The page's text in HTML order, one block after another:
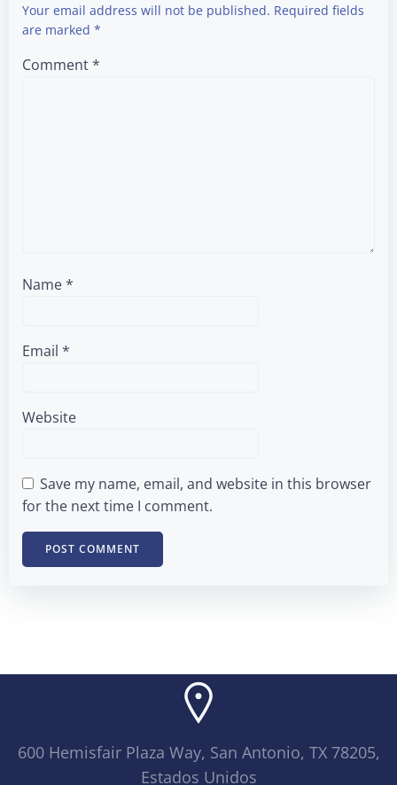
Your email address will not be published. Required fields
are marked *
Comment*
Name*
Email *
Website
Save my name, email, and website in this browser
for the next time I comment.
600 Hemisfair Plaza Way, San Antonio, TX 78205,
Estados Unidos